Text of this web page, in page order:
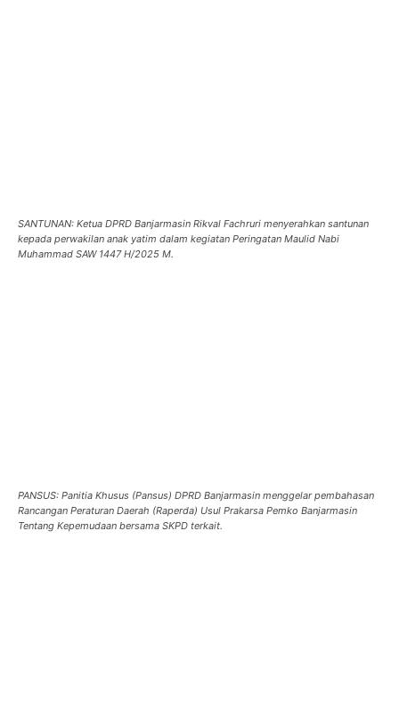
SANTUNAN: Ketua DPRD Banjarmasin Rikval Fachruri menyerahkan santunan
kepada perwakilan anak yatim dalam kegiatan Peringatan Maulid Nabi
Muhammad SAW 1447 H/2025 M.
PANSUS: Panitia Khusus (Pansus) DPRD Banjarmasin menggelar pembahasan
Rancangan Peraturan Daerah (Raperda) Usul Prakarsa Pemko Banjarmasin
Tentang Kepemudaan bersama SKPD terkait.